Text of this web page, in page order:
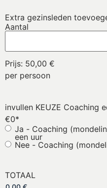
Extra gezinsleden
Prijs: 50,00 €
Aantal
per persoon
invullen KEUZE Coaching
€0*
Ja - Coaching
een uur
Nee - Coaching
TOTAAL